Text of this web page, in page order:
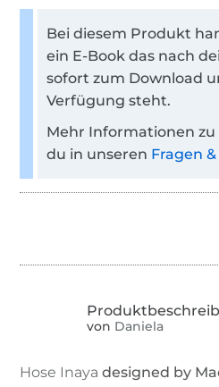
Bei diesem Produkt
ein E-Book das nach
sofort zum Download
Verfügung steht.
Mehr Informationen zu
du in unseren Fragen
von Daniela
Hose Inayadesigned by